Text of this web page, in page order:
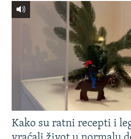
Kako su ratni recepti i